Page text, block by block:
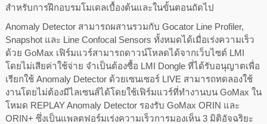
สำหรับการฝึกอบรมโมเดลเบื้องต้นและในขั้นตอนถัดไป
Anomaly Detector สามารถผสานรวมกับ Gocator Line Profiler,
Snapshot และ Line Confocal Sensors ทั้งหมดได้เมื่อเร่งความเร็ว
ด้วย GoMax เฟิร์มแวร์สามารถดาวน์โหลดได้จากเว็บไซต์ LMI
โดยไม่เสียค่าใช้จ่าย จำเป็นต้องซื้อ LMI Dongle ที่ได้รับอนุญาตเพื่อ
เรียกใช้ Anomaly Detector ด้วยเซนเซอร์ LIVE สามารถทดลองใช้
งานโดยไม่ต้องมีไลเซนส์ได้โดยใช้เฟิร์มแวร์ที่ทำงานบน GoMax ใน
โหมด REPLAY Anomaly Detector รองรับ GoMax ORIN และ
ORIN+ ซึ่งเป็นแพลตฟอร์มเร่งความเร็วการมองเห็น 3 มิติอัจฉริยะ